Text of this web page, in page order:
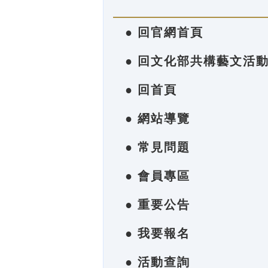
● 回官網首頁
● 回文化部共構藝文活
● 回首頁
● 網站導覽
● 常見問題
● 會員專區
● 重要公告
● 我要報名
● 活動查詢